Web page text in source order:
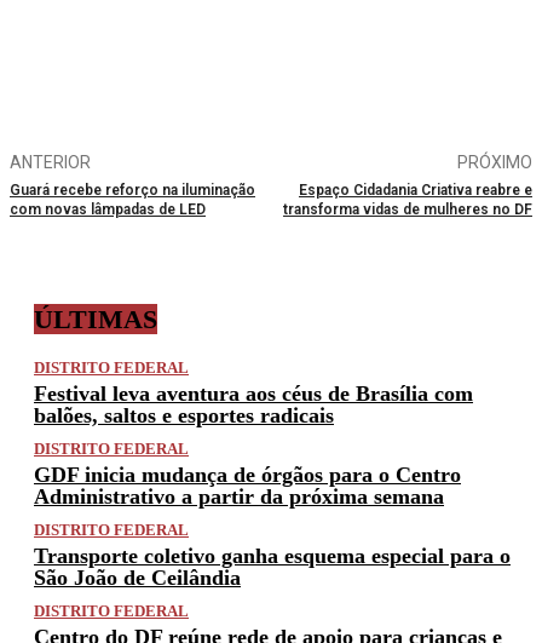
ANTERIOR
Guará recebe reforço na iluminação
com novas lâmpadas de LED
PRÓXIMO
Espaço Cidadania Criativa reabre e
transforma vidas de mulheres no DF
ÚLTIMAS
DISTRITO FEDERAL
Festival leva aventura aos céus de Brasília com
balões, saltos e esportes radicais
DISTRITO FEDERAL
GDF inicia mudança de órgãos para o Centro
Administrativo a partir da próxima semana
DISTRITO FEDERAL
Transporte coletivo ganha esquema especial para o
São João de Ceilândia
DISTRITO FEDERAL
Centro do DF reúne rede de apoio para crianças e